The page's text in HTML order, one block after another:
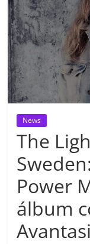
News
The
Power
álbum